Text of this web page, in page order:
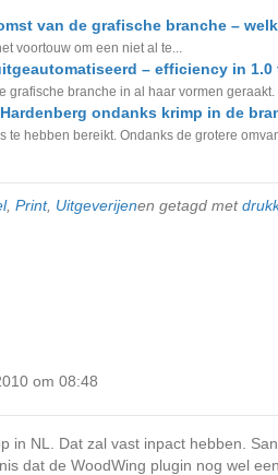
van de grafische branche –
voortouw om een niet al te...
– efficiency in
grafische branche in al haar vormen
ondanks krimp in de
te hebben bereikt. Ondanks de grotere
, Print, Uitgeverijenen getagd met
om 08:48
in NL. Dat zal vast inpact hebben.
dat de WoodWing plugin nog wel